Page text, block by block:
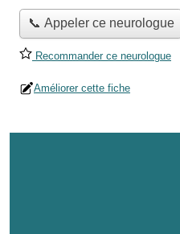
📞 Appeler ce neurologue
Recommander ce neurologue
Améliorer cette fiche